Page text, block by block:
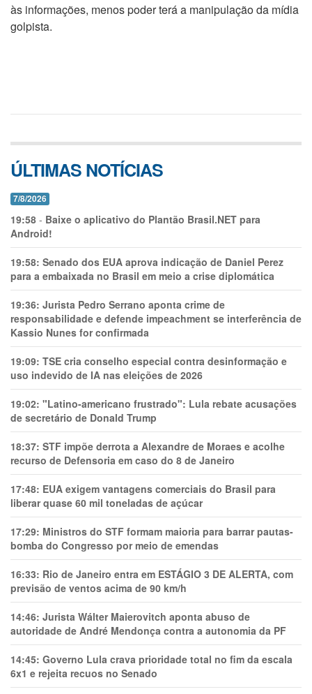
às informações, menos poder terá a manipulação da mídia
golpista.
ÚLTIMAS NOTÍCIAS
7/8/2026
19:58 - Baixe o aplicativo do Plantão Brasil.NET para
Android!
19:58: Senado dos EUA aprova indicação de Daniel Perez
para a embaixada no Brasil em meio a crise diplomática
19:36: Jurista Pedro Serrano aponta crime de
responsabilidade e defende impeachment se interferência de
Kassio Nunes for confirmada
19:09: TSE cria conselho especial contra desinformação e
uso indevido de IA nas eleições de 2026
19:02: "Latino-americano frustrado": Lula rebate acusações
de secretário de Donald Trump
18:37: STF impõe derrota a Alexandre de Moraes e acolhe
recurso de Defensoria em caso do 8 de Janeiro
17:48: EUA exigem vantagens comerciais do Brasil para
liberar quase 60 mil toneladas de açúcar
17:29: Ministros do STF formam maioria para barrar pautas-
bomba do Congresso por meio de emendas
16:33: Rio de Janeiro entra em ESTÁGIO 3 DE ALERTA, com
previsão de ventos acima de 90 km/h
14:46: Jurista Wálter Maierovitch aponta abuso de
autoridade de André Mendonça contra a autonomia da PF
14:45: Governo Lula crava prioridade total no fim da escala
6x1 e rejeita recuos no Senado